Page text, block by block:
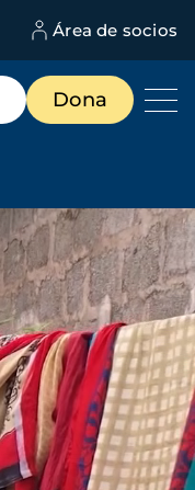
Área de socios
Dona